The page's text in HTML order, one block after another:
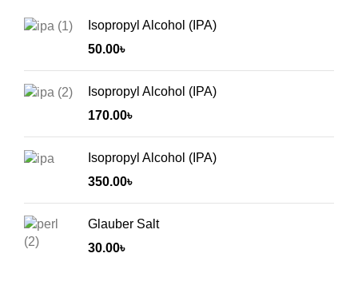
Isopropyl Alcohol (IPA)
50.00৳
Isopropyl Alcohol (IPA)
170.00৳
Isopropyl Alcohol (IPA)
350.00৳
Glauber Salt
30.00৳